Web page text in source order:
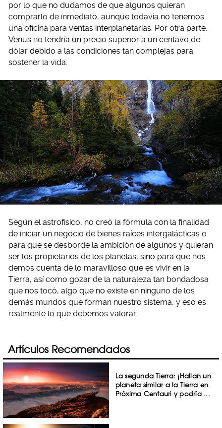
por lo que no dudamos de que algunos quieran
comprarlo de inmediato, aunque todavía no tenemos
una oficina para ventas interplanetarias. Por otra parte,
Venus no tendría un precio superior a un centavo de
dólar debido a las condiciones tan complejas para
sostener la vida.
Según el astrofísico, no creó la fórmula con la finalidad
de iniciar un negocio de bienes raíces intergalácticas o
para que se desborde la ambición de algunos y quieran
ser los propietarios de los planetas, sino para que nos
demos cuenta de lo maravilloso que es vivir en la
Tierra, así como gozar de la naturaleza tan bondadosa
que nos tocó, algo que no existe en ninguno de los
demás mundos que forman nuestro sistema, y eso es
realmente lo que debemos valorar.
Artículos Recomendados
La segunda Tierra: ¡Hallan un
planeta similar a la Tierra en
Próxima Centauri y podría ...